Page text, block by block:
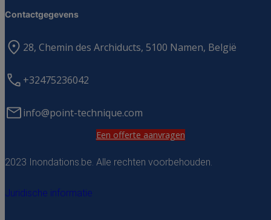
Contactgegevens
28, Chemin des Archiducts, 5100 Namen, België
+32475236042
info@point-technique.com
Een offerte aanvragen
2023 Inondations.be. Alle rechten voorbehouden.
Juridische informatie